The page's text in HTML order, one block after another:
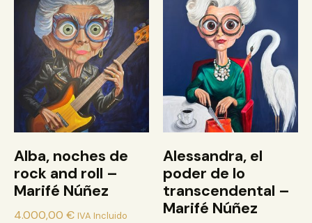
Alba, noches de
rock and roll –
Marifé Núñez
4.000,00 € IVA Incluido
Alessandra, el
poder de lo
transcendental –
Marifé Núñez